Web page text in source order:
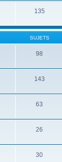
135
SUJETS
98
143
63
26
30